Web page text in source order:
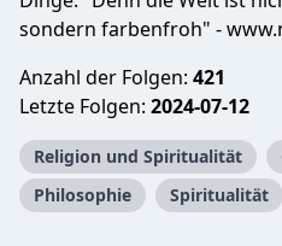
sondern farbenfroh" -
Anzahl der Folgen: 421
Letzte Folgen: 2024-07-12
Religion und Spiritualität
Philosophie
Spiritualität